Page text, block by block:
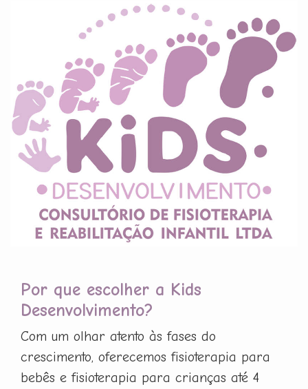
Por que escolher a Kids
Desenvolvimento?
Com um olhar atento às fases do
crescimento, oferecemos fisioterapia para
bebês e fisioterapia para crianças até 4